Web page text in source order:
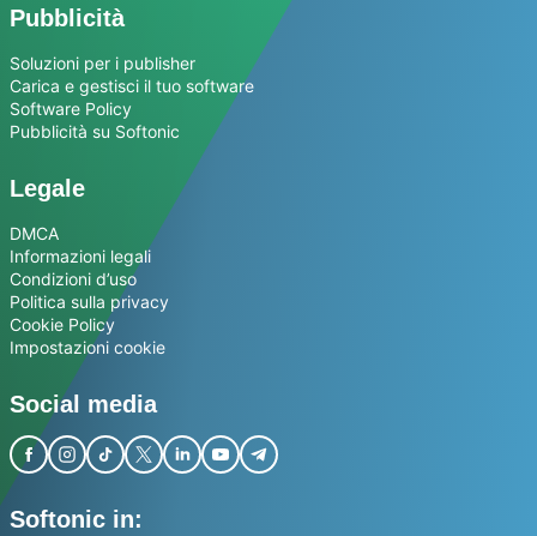
Pubblicità
Soluzioni per i publisher
Carica e gestisci il tuo software
Software Policy
Pubblicità su Softonic
Legale
DMCA
Informazioni legali
Condizioni d’uso
Politica sulla privacy
Cookie Policy
Impostazioni cookie
Social media
Softonic in: